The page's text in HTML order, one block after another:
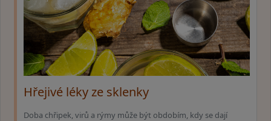
Hřejivé léky ze sklenky
Doba chřipek, virů a rýmy může být obdobím, kdy se dají